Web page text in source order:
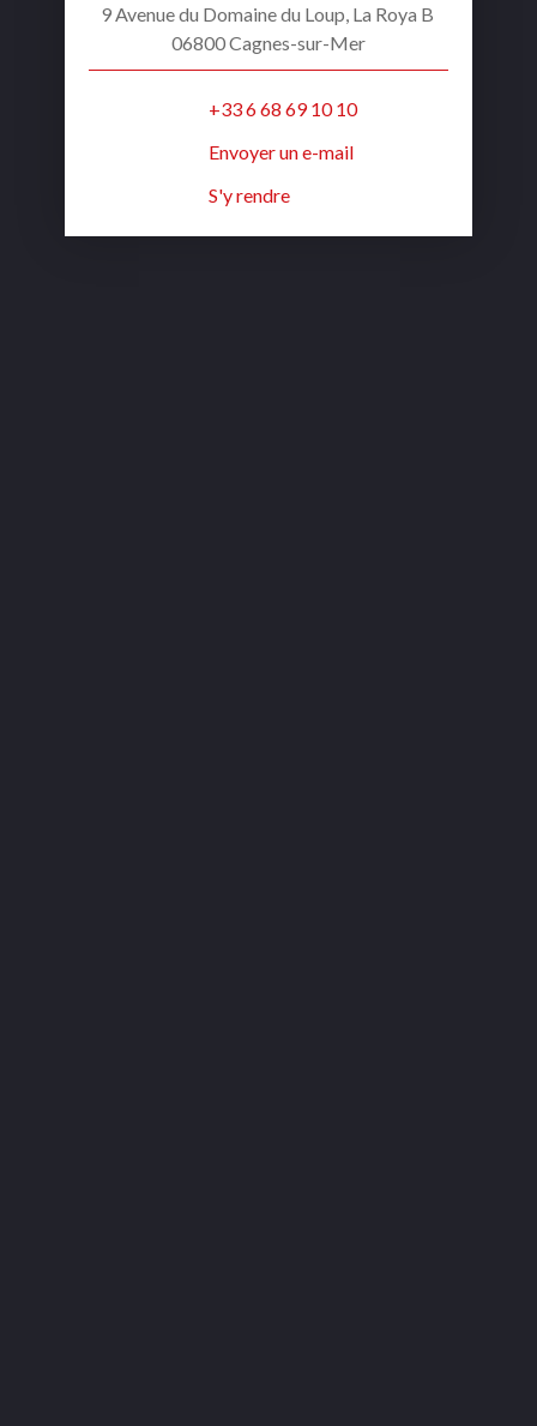
9 Avenue du Domaine du Loup, La Roya B
06800 Cagnes-sur-Mer
+33 6 68 69 10 10
Envoyer un e-mail
S'y rendre